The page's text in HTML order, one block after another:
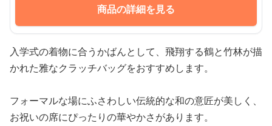
商品の詳細を見る
入学式の着物に合うかばんとして、飛翔する鶴と竹林が描
かれた雅なクラッチバッグをおすすめします。
フォーマルな場にふさわしい伝統的な和の意匠が美しく、
お祝いの席にぴったりの華やかさがあります。